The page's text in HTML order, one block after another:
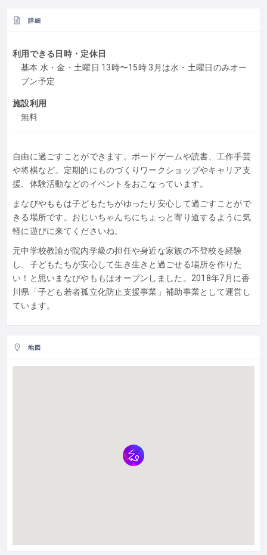
詳細
利用できる日時・定休日
基本 水・金・土曜日 13時〜15時 3月は水・土曜日のみオー
プン予定
施設利用
無料
自由に過ごすことができます。ボードゲームや読書、工作手芸
や将棋など。定期的にものづくりワークショップやキャリア支
援、体験活動などのイベントをおこなっています。
まなびやももは子どもたちがゆったり安心して過ごすことがで
きる場所です。おじいちゃんちにちょっと寄り道するように気
軽に遊びに来てくださいね。
元中学校教諭が院内学級の担任や身近な家族の不登校を経験
し、子どもたちが安心して生き生きと過ごせる場所を作りた
い！と思いまなびやももはオープンしました。2018年7月に香
川県「子ども若者孤立化防止支援事業」補助事業として運営し
ています。
地図